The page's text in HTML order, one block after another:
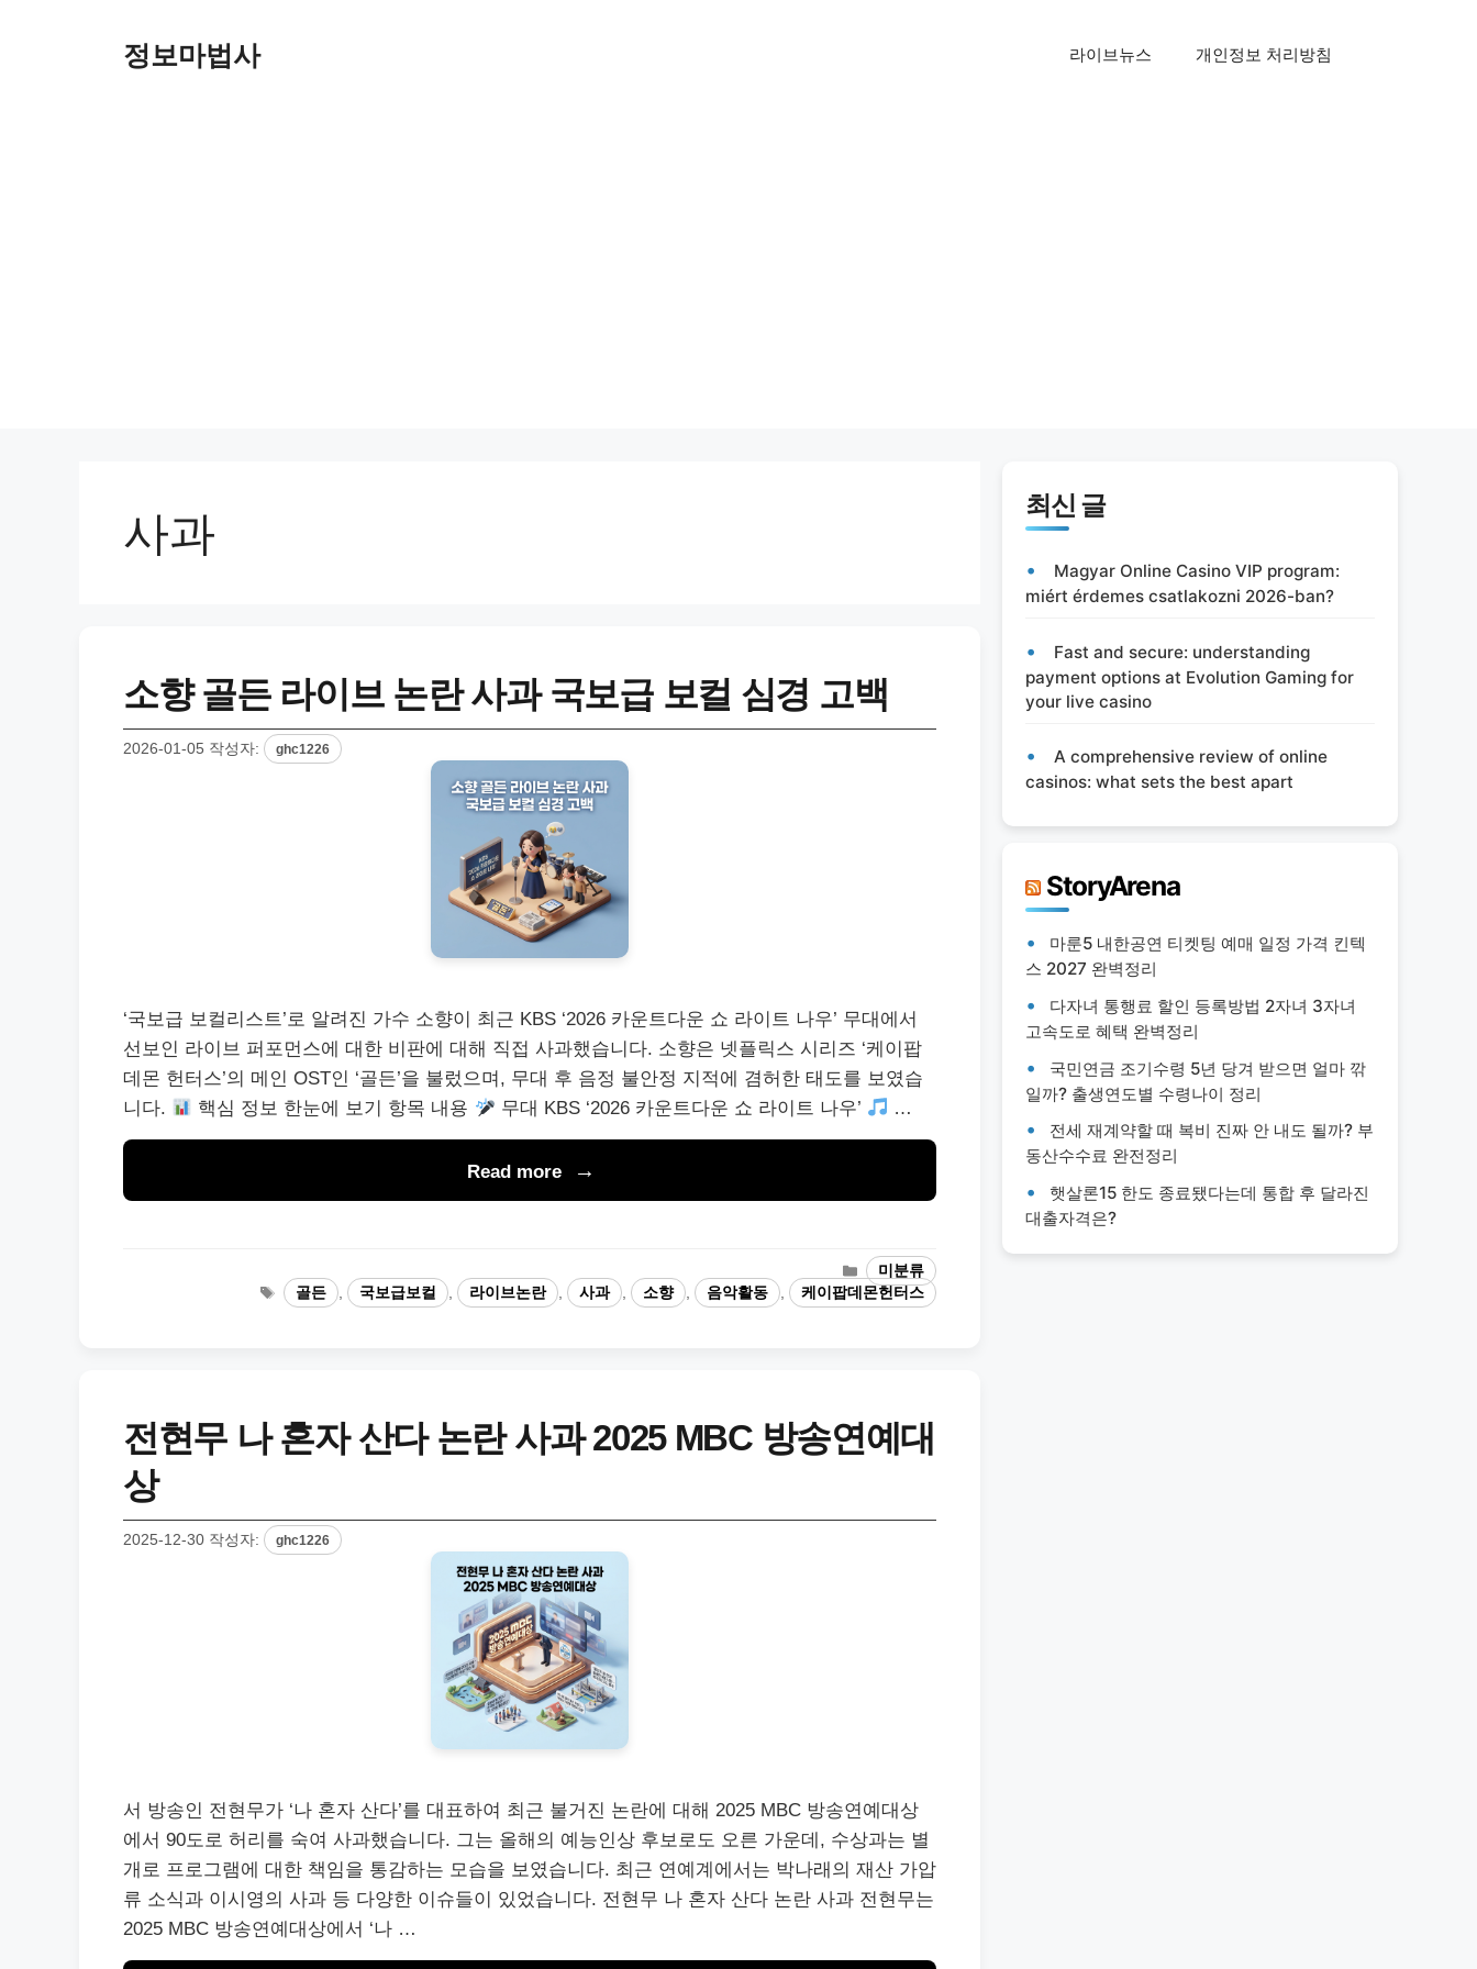
정보마법사 라이브뉴스 개인정보 처리방침
사과
소향 골든 라이브 논란 사과 국보급 보컬 심경 고백
2026-01-05 작성자: ghc1226
‘국보급 보컬리스트’로 알려진 가수 소향이 최근 KBS ‘2026 카운트다운 쇼 라이트 나우’ 무대에서
선보인 라이브 퍼포먼스에 대한 비판에 대해 직접 사과했습니다. 소향은 넷플릭스 시리즈 ‘케이팝
데몬 헌터스’의 메인 OST인 ‘골든’을 불렀으며, 무대 후 음정 불안정 지적에 겸허한 태도를 보였습
니다.
핵심 정보 한눈에 보기 항목 내용 무대 KBS ‘2026 카운트다운 쇼 라이트 나우’ …
Read more
카
테
고
미분류
태
그
골든 , 국보급보컬 , 라이브논란 , 사과 , 소향 , 음악활동 , 케이팝데몬헌터스
전현무 나 혼자 산다 논란 사과 2025 MBC 방송연예대
상
2025-12-30 작성자: ghc1226
서 방송인 전현무가 ‘나 혼자 산다’를 대표하여 최근 불거진 논란에 대해 2025 MBC 방송연예대상
에서 90도로 허리를 숙여 사과했습니다. 그는 올해의 예능인상 후보로도 오른 가운데, 수상과는 별
개로 프로그램에 대한 책임을 통감하는 모습을 보였습니다. 최근 연예계에서는 박나래의 재산 가압
류 소식과 이시영의 사과 등 다양한 이슈들이 있었습니다. 전현무 나 혼자 산다 논란 사과 전현무는
2025 MBC 방송연예대상에서 ‘나 …
최신 글
Magyar Online Casino VIP program:
miért érdemes csatlakozni 2026-ban?
Fast and secure: understanding
payment options at Evolution Gaming for
your live casino
A comprehensive review of online
casinos: what sets the best apart
StoryArena
마룬5 내한공연 티켓팅 예매 일정 가격 킨텍
스 2027 완벽정리
다자녀 통행료 할인 등록방법 2자녀 3자녀
고속도로 혜택 완벽정리
국민연금 조기수령 5년 당겨 받으면 얼마 깎
일까? 출생연도별 수령나이 정리
전세 재계약할 때 복비 진짜 안 내도 될까? 부
동산수수료 완전정리
햇살론15 한도 종료됐다는데 통합 후 달라진
대출자격은?